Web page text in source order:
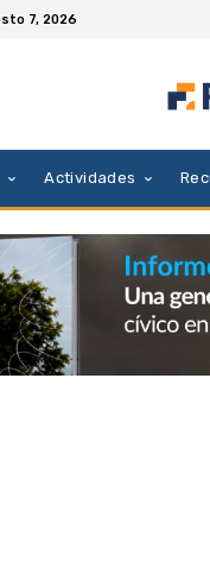
7, 2026
Actividades